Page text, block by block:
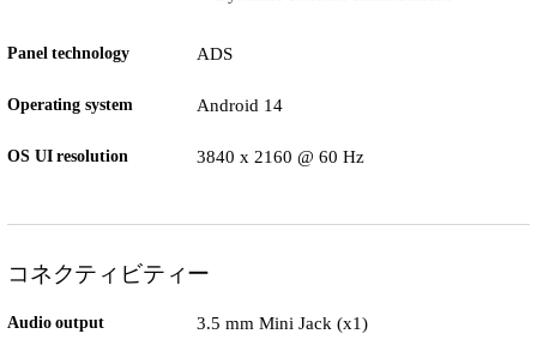
Panel technology ADS
Operating system Android 14
OS UI resolution 3840 x 2160 @ 60 Hz
コネクティビティー
Audio output 3.5 mm Mini Jack (x1)